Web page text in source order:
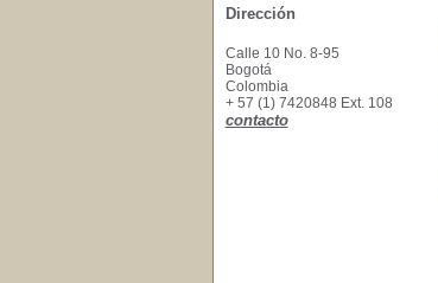
primitiva
Antropología -Colombia
Antropología -Colombia
[1]
Antropología e Historia
Antropología e Historia
Caribe (Región) -Historia
Caribe (Región) -Historia
Dirección
Calle 10 No. 8-95
Bogotá
Colombia
+ 57 (1) 7420848 Ext. 108
contacto